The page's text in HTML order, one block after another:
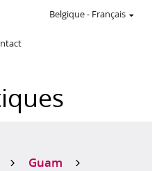
Belgique- Français
Guam